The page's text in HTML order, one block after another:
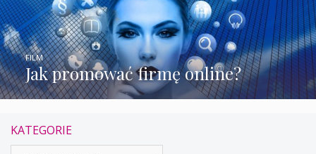
Jak promować firmę online?
FILM
KATEGORIE